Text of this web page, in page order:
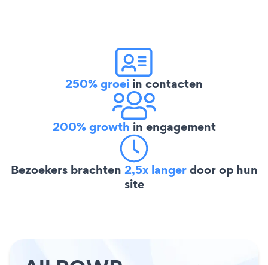
250% groei in contacten
200% growth in engagement
Bezoekers brachten 2,5x langerdoor op hun
site